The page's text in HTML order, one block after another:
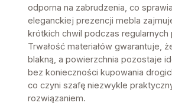
odporna na zabrudzenia, co
eleganckiej prezencji mebla
krótkich chwil podczas regularnych
Trwałość materiałów gwarantuje,
blakną, a powierzchnia pozostaje
bez konieczności kupowania
co czyni szafę niezwykle
rozwiązaniem.